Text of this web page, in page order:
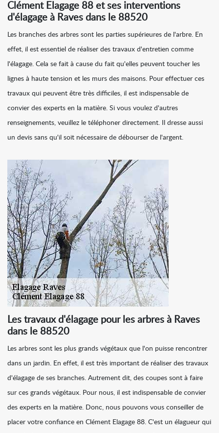
Clément Elagage 88 et ses interventions
d'élagage à Raves dans le 88520
Les branches des arbres sont les parties supérieures de l'arbre. En
effet, il est essentiel de réaliser des travaux d'entretien comme
l'élagage. Cela se fait à cause du fait qu'elles peuvent toucher les
lignes à haute tension et les murs des maisons. Pour effectuer ces
travaux qui peuvent être très difficiles, il est indispensable de
convier des experts en la matière. Si vous voulez d'autres
renseignements, veuillez le téléphoner directement. Il dresse aussi
un devis sans qu'il soit nécessaire de débourser de l'argent.
Les travaux d'élagage pour les arbres à Raves
dans le 88520
Les arbres sont les plus grands végétaux que l'on puisse rencontrer
dans un jardin. En effet, il est très important de réaliser des travaux
d'élagage de ses branches. Autrement dit, des coupes sont à faire
sur ces grands végétaux. Pour nous, il est indispensable de convier
des experts en la matière. Donc, nous pouvons vous conseiller de
placer votre confiance en Clément Elagage 88. C'est un élagueur qui